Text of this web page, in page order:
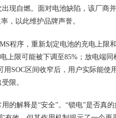
现自燃。面对电池缺陷，该厂商
，以此维护品牌声誉。
程序，重新划定电池的充电上限
上限可能被下调至85%；放电端
用SOC区间收窄后，用户实际能
限。
的解释是“安全”。“锁电”是否真